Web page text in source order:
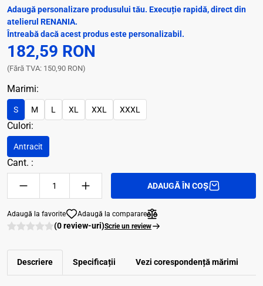
Adaugă personalizare produsului tău. Execuție rapidă, direct din
atelierul RENANIA.
Întreabă dacă acest produs este personalizabil.
182,59 RON
(Fără TVA: 150,90 RON)
Marimi:
S M L XL XXL XXXL
Culori:
Antracit
Cant. :
ADAUGĂ ÎN COȘ
Adaugă la favorite Adaugă la comparare
(0 review-uri)Scrie un review
Descriere Specificații Vezi corespondenţă mărimi